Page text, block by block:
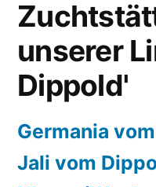
unserer
Dippold'
Germania
Jali vom